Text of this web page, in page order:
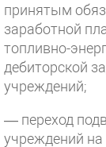
принятым
заработной
топливно-
дебиторской
учреждений;
— переход
учреждений